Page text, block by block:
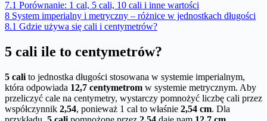
7.1 Porównanie: 1 cal, 5 cali, 10 cali i inne wartości
8 System imperialny i metryczny – różnice w jednostkach długości
8.1 Gdzie używa się cali i centymetrów?
5 cali ile to centymetrów?
5 cali to jednostka długości stosowana w systemie imperialnym,
która odpowiada 12,7 centymetrom w systemie metrycznym. Aby
przeliczyć cale na centymetry, wystarczy pomnożyć liczbę cali przez
współczynnik 2,54, ponieważ 1 cal to właśnie 2,54 cm. Dla